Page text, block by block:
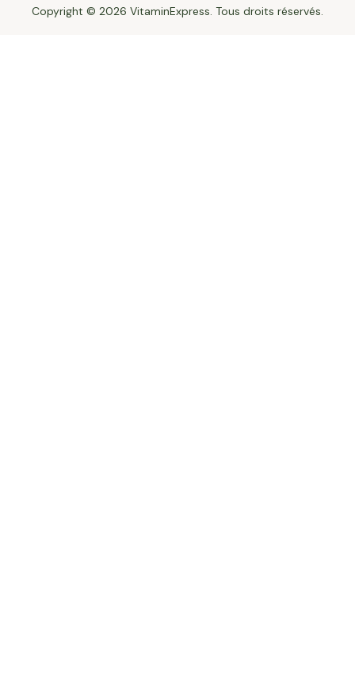
Copyright © 2026 VitaminExpress. Tous droits réservés.